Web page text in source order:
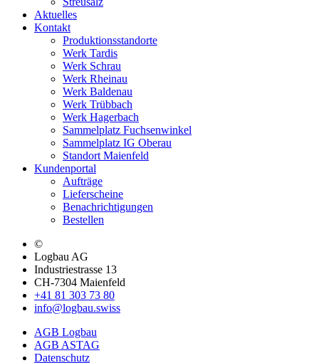
Aktuelles
Kontakt
Produktionsstandorte
Werk Tardis
Werk Schrau
Werk Rheinau
Werk Baldenau
Werk Trübbach
Werk Hagerbach
Sammelplatz Fuchsenwinkel
Sammelplatz IG Oberau
Standort Maienfeld
Kundenportal
Aufträge
Lieferscheine
Benachrichtigungen
Bestellen
©
Logbau AG
Industriestrasse 13
CH-7304 Maienfeld
+41 81 303 73 80
info@logbau.swiss
AGB Logbau
AGB ASTAG
Datenschutz